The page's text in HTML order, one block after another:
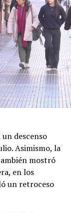
motivo de
secretario
había
Niño” con el
contemplara la
decidió
tradicional,
descenso
Asimismo, la
mostró
en los
un retroceso